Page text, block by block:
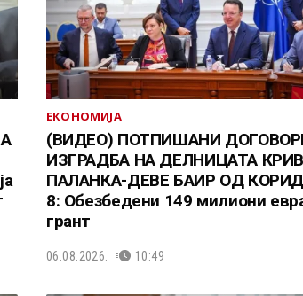
ЕКОНОМИЈА
(ВИДЕО) ПОТПИШАНИ
ИЗГРАДБА НА ДЕЛНИЦАТА
ПАЛАНКА-ДЕВЕ БАИР ОД
8: Обезбедени 149 милиони
грант
06.08.2026. 10:49